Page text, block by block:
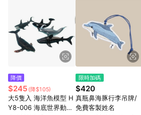
貨後 45 天後發送。 8. 群眾募資商品，禮物
運費，攤位費等不具贈點資格。 9. LINE 購
顏色、價位、贈品如與 Pinkoi 商品資訊頁及
Pinkoi 購物商品資訊頁及購物車標示為準。
則請以點數紅包活動說明為準。 11. 若於
頁面後才首次下載 Pinkoi APP 並完成訂單，
上，首次下載 Pinkoi APP 後，需透過 LINE
降價
$245 (降$105)
大5隻入 海洋魚模型 H
Y8-006 海底世界動物
限時加碼
$420
真瓶鼻海豚行李吊牌/
免費客製姓名